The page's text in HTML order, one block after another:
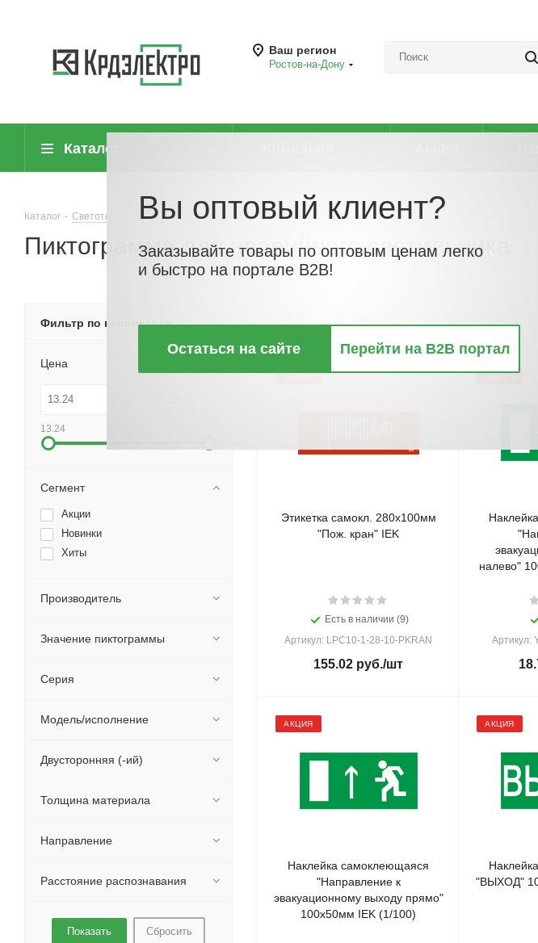
Ваш регион
Ростов-на-Дону
Каталог
Каталог - Светотехника - Аксессуары для светотехники и вспомогательное оборудование
Пиктограмма для аварийного светильника
АКЦИЯ
Этикетка самокл. 280х100мм
"Пож. кран" IEK
Есть в наличии (9)
Артикул: LPC10-1-28-10-PKRAN
155.02 руб./шт
АКЦИЯ
Артикул:
АКЦИЯ
Наклейка самоклеющаяся
"Направление к
эвакуационному выходу прямо"
100х50мм IEK (1/100)
АКЦИЯ
"ВЫХОД"
Фильтр по параметрам
Цена
13.24
Сегмент
Акции
Новинки
Хиты
Производитель
Значение пиктограммы
Серия
Модель/исполнение
Двусторонняя (-ий)
Толщина материала
Направление
Расстояние распознавания
Сбросить
Вы оптовый клиент?
Заказывайте товары по оптовым ценам легко
и быстро на портале B2B!
Остаться на сайте Перейти на B2B портал